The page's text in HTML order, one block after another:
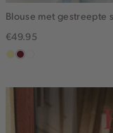
Blouse met gestreepte
€49.95
lichtgeel
rood,